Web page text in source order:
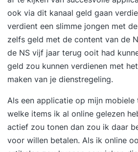
ook via dit kanaal geld gaan
verdient een slimme jongen met
zelfs geld met de content van de
de NS vijf jaar terug ooit had
geld zou kunnen verdienen met
maken van je dienstregeling.
Als een applicatie op mijn
welke items ik al online gelezen
actief zou tonen dan zou ik daar
voor willen betalen. Als ik online